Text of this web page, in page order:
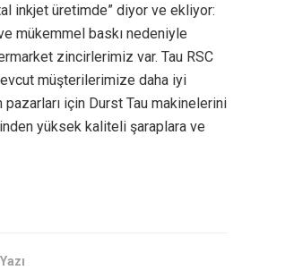
inkjet üretimde” diyor ve ekliyor:
mükemmel baskı nedeniyle
zincirlerimiz var. Tau RSC
müşterilerimize daha iyi
için Durst Tau makinelerini
yüksek kaliteli şaraplara ve